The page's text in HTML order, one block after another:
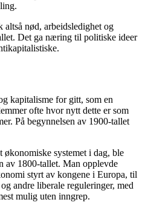
nød, arbeidsledighet og
Det ga næring til politiske ideer
kapitalisme for gitt, som en
ofte hvor nytt dette er som
På begynnelsen av 1900-tallet
systemet i dag, ble
av 1800-tallet. Man opplevde
styrt av kongene i Europa, til
andre liberale reguleringer, med
mulig uten inngrep.